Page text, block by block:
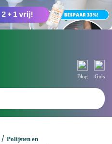
Blog Gids
/ Polijsten en